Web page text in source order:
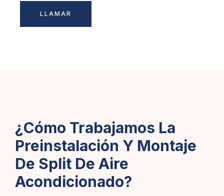
LLAMAR
¿Cómo Trabajamos La
Preinstalación Y Montaje
De Split De Aire
Acondicionado?